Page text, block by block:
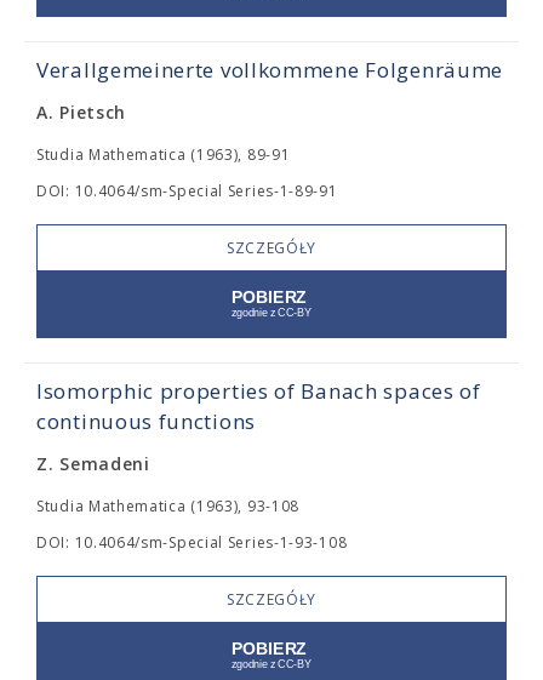
Verallgemeinerte vollkommene Folgenräume
A. Pietsch
Studia Mathematica (1963), 89-91
DOI: 10.4064/sm-Special Series-1-89-91
SZCZEGÓŁY
Isomorphic properties of Banach spaces of
continuous functions
Z. Semadeni
Studia Mathematica (1963), 93-108
DOI: 10.4064/sm-Special Series-1-93-108
SZCZEGÓŁY